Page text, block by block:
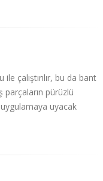
çalıştırılır, bu da bant
parçaların pürüzlü
uyacak